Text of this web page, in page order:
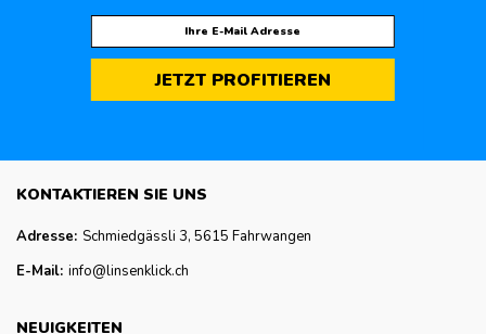
JETZT PROFITIEREN
KONTAKTIEREN SIE UNS
Adresse: Schmiedgässli 3, 5615 Fahrwangen
E-Mail: info@linsenklick.ch
NEUIGKEITEN